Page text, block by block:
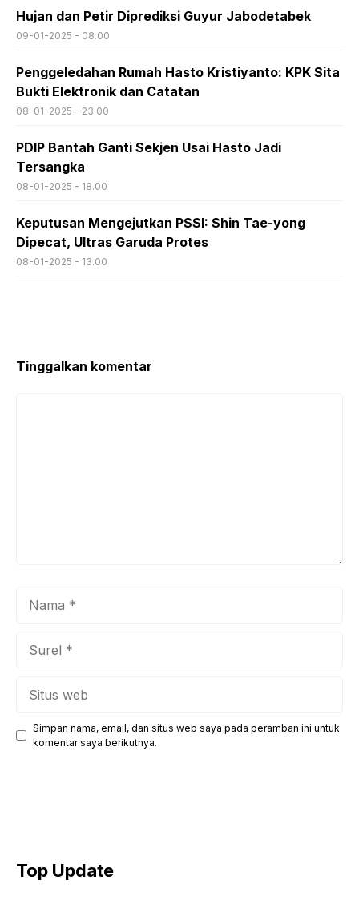
Hujan dan Petir Diprediksi Guyur Jabodetabek
09-01-2025 - 08.00
Penggeledahan Rumah Hasto Kristiyanto: KPK Sita
Bukti Elektronik dan Catatan
08-01-2025 - 23.00
PDIP Bantah Ganti Sekjen Usai Hasto Jadi
Tersangka
08-01-2025 - 18.00
Keputusan Mengejutkan PSSI: Shin Tae-yong
Dipecat, Ultras Garuda Protes
08-01-2025 - 13.00
Tinggalkan komentar
Simpan nama, email, dan situs web saya pada peramban ini untuk
komentar saya berikutnya.
Top Update